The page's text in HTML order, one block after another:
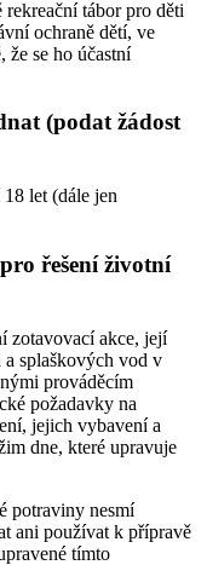
tábor pro děti
ochraně dětí, ve
že se ho účastní
(podat žádost
let (dále jen
řešení životní
zotavovací akce, její
a splaškových vod v
prováděcím
požadavky na
jejich vybavení a
dne, které upravuje
potraviny nesmí
ani používat k přípravě
tímto